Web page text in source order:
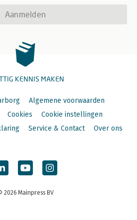
Aanmelden
KENNIS MAKEN
Algemene voorwaarden
Cookies
Cookie instellingen
Service & Contact Over ons
2026 Mainpress BV